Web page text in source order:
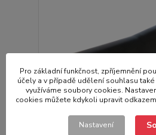
Pro základní funkčnost, zpříjemnění
účely a v případě udělení souhlasu
využíváme soubory cookies.
cookies můžete kdykoli upravit
Nastavení